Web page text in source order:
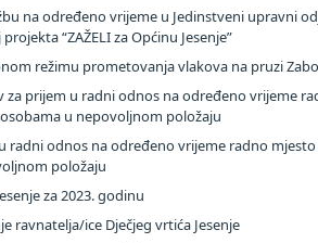
na određeno vrijeme u Jedinstveni upravni
“ZAŽELI za Općinu Jesenje”
režimu prometovanja vlakova na pruzi
za prijem u radni odnos na određeno vrijeme
u nepovoljnom položaju
radni odnos na određeno vrijeme radno
položaju
za 2023. godinu
ravnatelja/ice Dječjeg vrtića Jesenje